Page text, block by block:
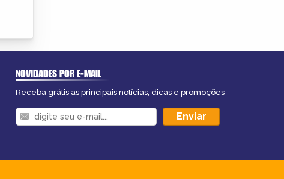
NOVIDADES POR E-MAIL
Receba grátis as principais notícias, dicas e promoções